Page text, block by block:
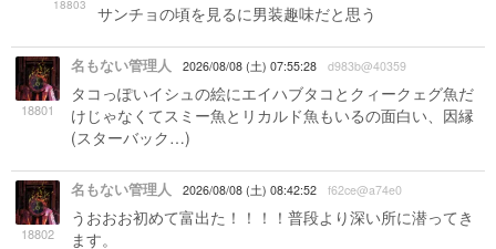
18803 サンチョの頃を見るに男装趣味だと思う
18801
名もない管理人 2026/08/08 (土) 07:55:28 d983b@40359
タコっぽいイシュの絵にエイハブタコとクィークェグ魚だ
けじゃなくてスミー魚とリカルド魚もいるの面白い、因縁
(スターバック…)
18802
名もない管理人 2026/08/08 (土) 08:42:52 f62ce@a74e0
うおおお初めて富出た！！！！普段より深い所に潜ってき
ます。